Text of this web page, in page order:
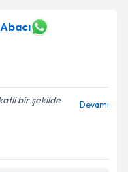
bir şekilde
Devamı